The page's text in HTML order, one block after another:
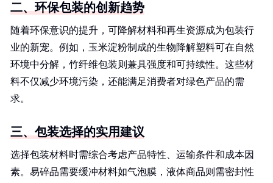
二、环保包装的创新趋势
随着环保意识的提升，可降解材料和再生资源成为包装行
业的新宠。例如，玉米淀粉制成的生物降解塑料可在自然
环境中分解，竹纤维包装则兼具强度和可持续性。这些材
料不仅减少环境污染，还能满足消费者对绿色产品的需
求。
三、包装选择的实用建议
选择包装材料时需综合考虑产品特性、运输条件和成本因
素。易碎品需要缓冲材料如气泡膜，液体商品则需密封性